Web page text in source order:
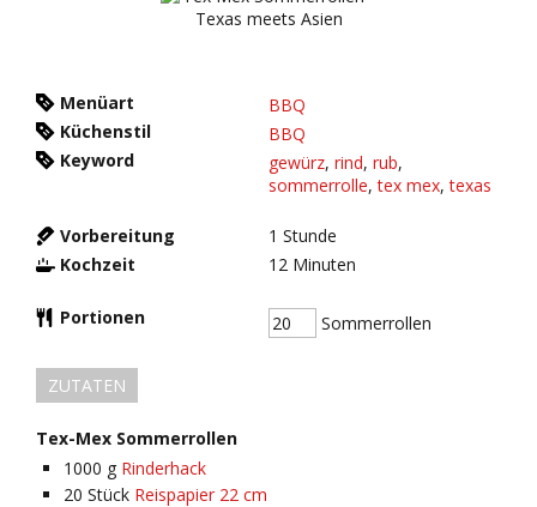
Menüart
BBQ
Küchenstil
BBQ
Keyword
gewürz, rind, rub,
sommerrolle,tex mex,texas
Vorbereitung 1 Stunde
Kochzeit
12 Minuten
Portionen Sommerrollen
ZUTATEN
Tex-Mex Sommerrollen
1000 g Rinderhack
20 Stück Reispapier 22 cm